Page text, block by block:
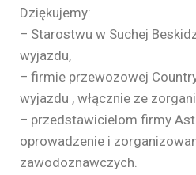
Dziękujemy:
– Starostwu w Suchej
wyjazdu,
– firmie przewozowej
wyjazdu , włącznie ze
– przedstawicielom firmy
oprowadzenie i
zawodoznawczych.